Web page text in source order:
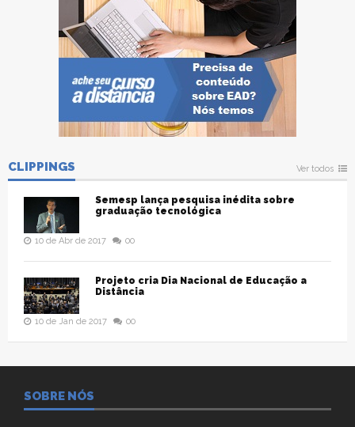
CLIPPINGS Ver todos
Semesp lança pesquisa inédita sobre
graduação tecnológica
10 de Abr de 2017 00
Projeto cria Dia Nacional de Educação a
Distância
10 de Jan de 2017 00
SOBRE NÓS